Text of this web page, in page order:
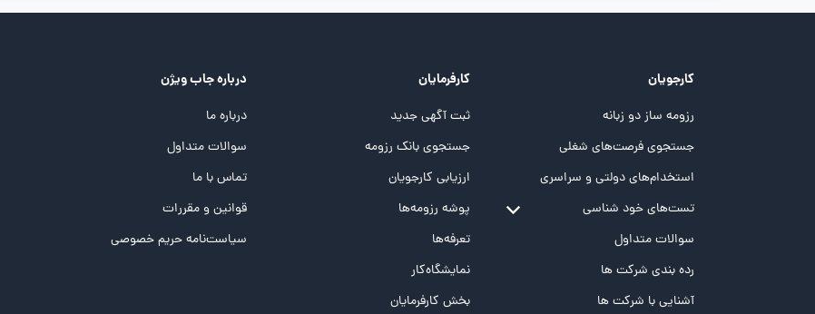
کارجویان
رزومه ساز دو زبانه
جستجوی فرصت‌های شغلی
استخدام‌های دولتی و سراسری
تست‌های خود شناسی
تست MBTI
تست تیپ سنجی شغلی Holland
تست NEO
سوالات متداول
رده بندی شرکت ها
آشنایی با شرکت ها
کارفرمایان
ثبت آگهی جدید
جستجوی بانک رزومه
ارزیابی کارجویان
پوشه‌‌ رزومه‌ها
تعرفه‌ها
نمایشگاه‌کار
بخش کارفرمایان
درباره جاب ویژن
درباره ما
سوالات متداول
تماس با ما
قوانین و مقررات
سیاست‌نامه حریم خصوصی